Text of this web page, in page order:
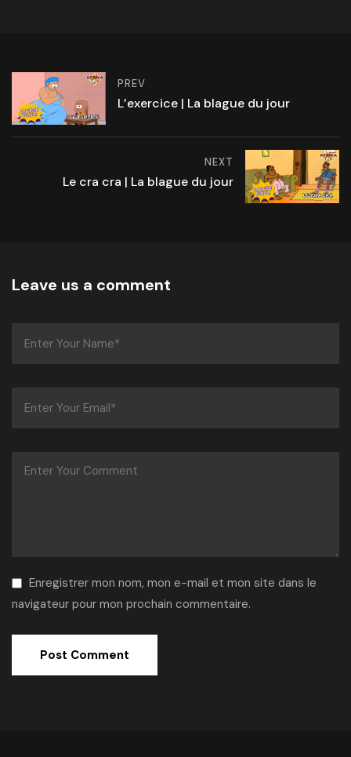
PREV
L’exercice | La blague du jour
NEXT
Le cra cra | La blague du jour
Leave us a comment
Enregistrer mon nom, mon e-mail et mon site dans le
navigateur pour mon prochain commentaire.